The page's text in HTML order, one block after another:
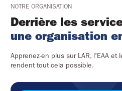
NOTRE ORGANISATION
Derrière les
une organisation
Apprenez-en plus sur LAR, l'EAA
rendent tout cela possible.